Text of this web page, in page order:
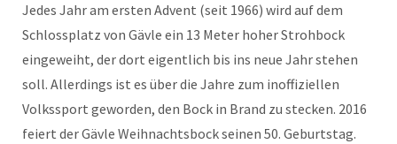
Jedes Jahr am ersten Advent (seit 1966) wird auf dem
Schloss­platz von Gävle ein 13 Meter hoher Stro­hbock
eingewei­ht, der dort eigentlich bis ins neue Jahr ste­hen
soll. Allerd­ings ist es über die Jahre zum inof­fiziellen
Volkss­port gewor­den, den Bock in Brand zu steck­en. 2016
feiert der Gävle Wei­h­nachts­bock seinen 50. Geburt­stag.